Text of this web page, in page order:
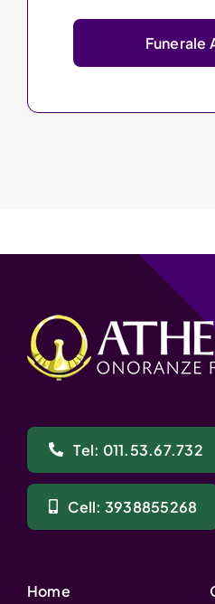
Funerale
Tel: 011.53.67.732
Cell: 3938855268
Home